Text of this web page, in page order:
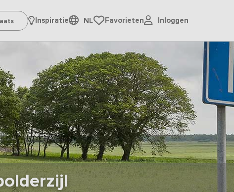
Inspiratie NL Favorieten Inloggen